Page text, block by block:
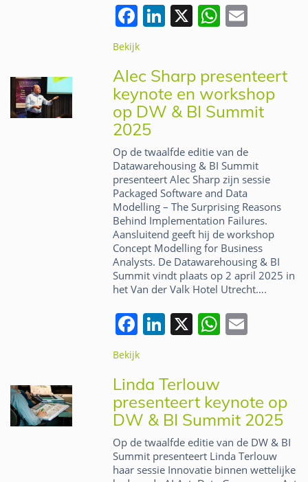
F
a
c
e
b
o
o
k
Li
e
dI
n
X W
s
A
p
p
l
Bekijk
Alec Sharp presenteert
keynote en workshop
op DW & BI Summit
2025
Op de twaalfde editie van de
Datawarehousing & BI Summit
presenteert Alec Sharp zijn sessie
Packaged Software and Data
Modelling – The Surprising Reasons
Behind Implementation Failures.
Aansluitend geeft hij de workshop
Concept Modelling for Business
Analysts. De Datawarehousing & BI
Summit vindt plaats op 2 april 2025 in
het Van der Valk Hotel Utrecht….
F
a
c
e
b
o
o
Li
e
dI
n
X W
A
p
p
l
Bekijk
Linda Terlouw
presenteert keynote op
DW & BI Summit 2025
Op de twaalfde editie van de DW & BI
Summit presenteert Linda Terlouw
haar sessie Innovatie binnen wettelijke